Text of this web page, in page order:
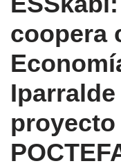
coopera